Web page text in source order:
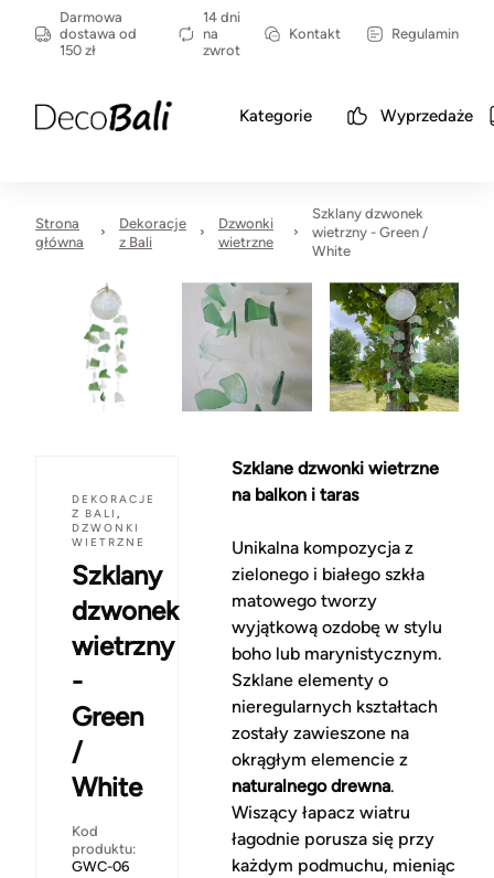
Darmowa
dostawa od
150 zł
14 dni
na
zwrot
Kontakt Regulamin
Kategorie Wyprzedaże
Strona
główna
Dekoracje
z Bali
Dzwonki
wietrzne
Szklany dzwonek
wietrzny - Green /
White
DEKORACJE
Z BALI ,
DZWONKI
WIETRZNE
Szklany
dzwonek
wietrzny
-
Green
/
White
Kod
produktu:
GWC-06
Szklane dzwonki wietrzne
na balkon i taras
Unikalna kompozycja z
zielonego i białego szkła
matowego tworzy
wyjątkową ozdobę w stylu
boho lub marynistycznym.
Szklane elementy o
nieregularnych kształtach
zostały zawieszone na
okrągłym elemencie z
naturalnego drewna.
Wiszący łapacz wiatru
łagodnie porusza się przy
każdym podmuchu, mieniąc